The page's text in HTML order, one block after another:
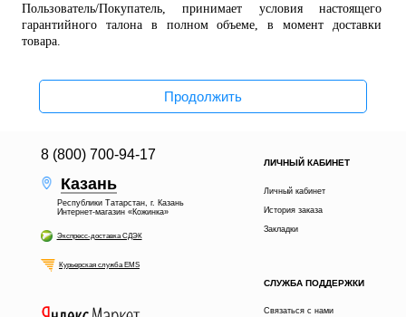
Пользователь/Покупатель, принимает условия настоящего
гарантийного талона в полном объеме, в момент доставки
товара.
Продолжить
8 (800) 700-94-17
Казань
Республики Татарстан, г. Казань
Интернет-магазин «Кожинка»
Экспресс-доставка СДЭК
Курьерская служба EMS
ЛИЧНЫЙ КАБИНЕТ
Личный кабинет
История заказа
Закладки
СЛУЖБА ПОДДЕРЖКИ
Связаться с нами